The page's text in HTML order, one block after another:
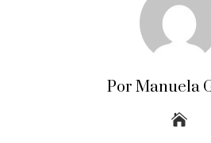
Por Manuela